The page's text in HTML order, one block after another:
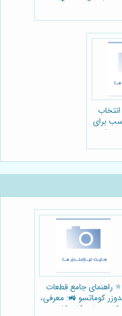
بازی گروهی ⚽️
برای
⭐️ راهنمای جامع قطعات
کوماتسو 🚜: معرفی،
کاربردها و نکات کلیدی